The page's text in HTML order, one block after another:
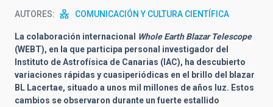
AUTORES COMUNICACIÓN Y CULTURA CIENTÍFICA
La colaboración internacional Whole Earth Blazar Telescope
(WEBT), en la que participa personal investigador del
Instituto de Astrofísica de Canarias (IAC), ha descubierto
variaciones rápidas y cuasiperiódicas en el brillo del blazar
BL Lacertae, situado a unos mil millones de años luz. Estos
cambios se observaron durante un fuerte estallido